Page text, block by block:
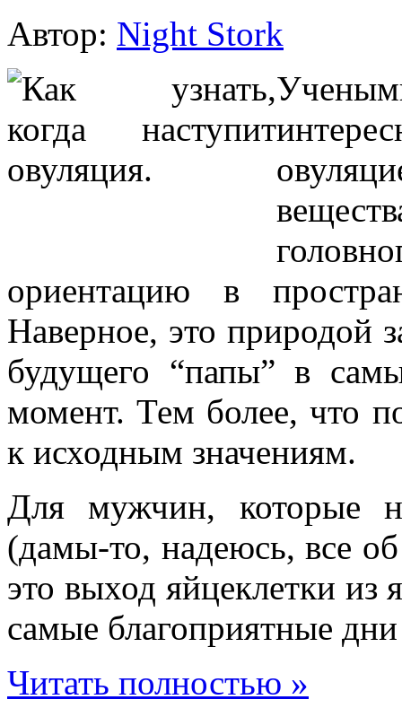
Автор: Night Stork
ориентацию в
Наверное, это природой
будущего “папы” в
момент. Тем более, что
к исходным значениям.
Для мужчин, которые
(дамы-то, надеюсь, все
это выход яйцеклетки из
самые благоприятные дни
Читать полностью »